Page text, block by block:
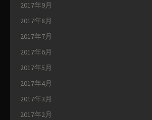
2017年9月
2017年8月
2017年7月
2017年6月
2017年5月
2017年4月
2017年3月
2017年2月